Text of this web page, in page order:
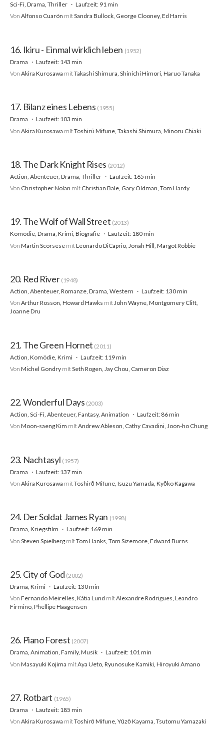
Sci-Fi, Drama, Thriller
Laufzeit: 91 min
Von Alfonso Cuarón mitSandra Bullock, George Clooney, Ed Harris
16. Ikiru - Einmal wirklich leben (1952)
Drama
Laufzeit: 143 min
Von Akira Kurosawa mitTakashi Shimura, Shinichi Himori, Haruo Tanaka
17. Bilanz eines Lebens (1955)
Drama
Laufzeit: 103 min
Von Akira Kurosawa mitToshirō Mifune, Takashi Shimura, Minoru Chiaki
18. The Dark Knight Rises (2012)
Action, Abenteuer, Drama, Thriller
Laufzeit: 165 min
Von Christopher Nolan mit Christian Bale, Gary Oldman, Tom Hardy
19. The Wolf of Wall Street (2013)
Komödie, Drama, Krimi, Biografie
Laufzeit: 180 min
Von Martin Scorsese mitLeonardo DiCaprio, Jonah Hill, Margot Robbie
20. Red River (1948)
Action, Abenteuer, Romanze, Drama, Western
Laufzeit: 130 min
Von Arthur Rosson, Howard Hawks mitJohn Wayne, Montgomery Clift,
Joanne Dru
21. The Green Hornet (2011)
Action, Komödie, Krimi
Laufzeit: 119 min
Von Michel Gondry mitSeth Rogen, Jay Chou, Cameron Diaz
22. Wonderful Days (2003)
Action, Sci-Fi, Abenteuer, Fantasy, Animation
Laufzeit: 86 min
Von Moon-saeng Kim mitAndrew Ableson, Cathy Cavadini, Joon-ho Chung
23. Nachtasyl (1957)
Drama
Laufzeit: 137 min
Von Akira Kurosawa mitToshirō Mifune, Isuzu Yamada, Kyōko Kagawa
24. Der Soldat James Ryan (1998)
Drama, Kriegsfilm
Laufzeit: 169 min
Von Steven Spielberg mitTom Hanks, Tom Sizemore, Edward Burns
25. City of God (2002)
Drama, Krimi
Laufzeit: 130 min
Von Fernando Meirelles, Kátia Lund mitAlexandre Rodrigues, Leandro
Firmino, Phellipe Haagensen
26. Piano Forest (2007)
Drama, Animation, Family, Musik
Laufzeit: 101 min
Von Masayuki Kojima mitAya Ueto, Ryunosuke Kamiki, Hiroyuki Amano
27. Rotbart (1965)
Drama
Laufzeit: 185 min
Von Akira Kurosawa mitToshirō Mifune, Yūzō Kayama, Tsutomu Yamazaki